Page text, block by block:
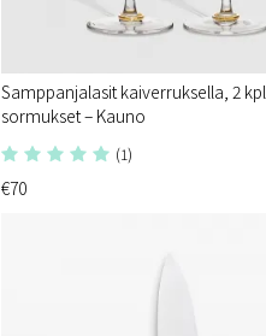
Samppanjalasit kaiverruksella, 2 kpl,
sormukset – Kauno
(1)
€70